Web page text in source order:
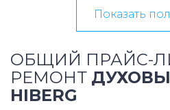
Показать
ОБЩИЙ ПРАЙС-
РЕМОНТ
HIBERG